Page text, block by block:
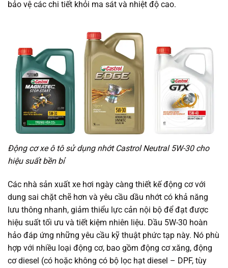
bảo vệ các chi tiết khỏi ma sát và nhiệt độ cao.
Động cơ xe ô tô sử dụng nhớt Castrol Neutral 5W-30 cho
hiệu suất bền bỉ
Các nhà sản xuất xe hơi ngày càng thiết kế động cơ với
dung sai chặt chẽ hơn và yêu cầu dầu nhớt có khả năng
lưu thông nhanh, giảm thiểu lực cản nội bộ để đạt được
hiệu suất tối ưu và tiết kiệm nhiên liệu. Dầu 5W-30 hoàn
hảo đáp ứng những yêu cầu kỹ thuật phức tạp này. Nó phù
hợp với nhiều loại động cơ, bao gồm động cơ xăng, động
cơ diesel (có hoặc không có bộ lọc hạt diesel – DPF, tùy